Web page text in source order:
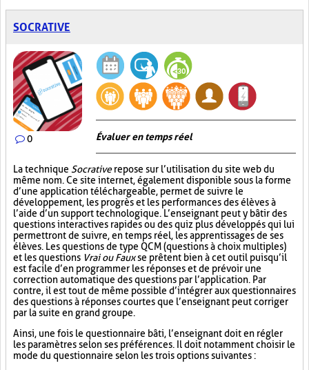
SOCRATIVE
0 Évaluer en temps réel
La technique Socrativerepose sur l’utilisation du site web du
même nom. Ce site internet, également disponible sous la forme
d’une application téléchargeable, permet de suivre le
développement, les progrès et les performances des élèves à
l’aide d’un support technologique. L’enseignant peut y bâtir des
questions interactives rapides ou des quiz plus développés qui lui
permettront de suivre, en temps réel, les apprentissages de ses
élèves. Les questions de type QCM (questions à choix multiples)
et les questions Vrai ou Fauxse prêtent bien à cet outil puisqu’il
est facile d’en programmer les réponses et de prévoir une
correction automatique des questions par l’application. Par
contre, il est tout de même possible d’intégrer aux questionnaires
des questions à réponses courtes que l’enseignant peut corriger
par la suite en grand groupe.
Ainsi, une fois le questionnaire bâti, l’enseignant doit en régler
les paramètres selon ses préférences. Il doit notamment choisir le
mode du questionnaire selon les trois options suivantes :